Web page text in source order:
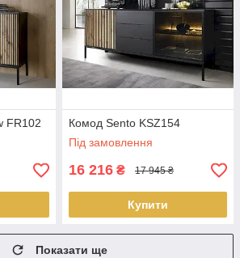
FR102
Комод Sento KSZ154
Під замовлення
16 216 ₴ 17 945 ₴
Купити
Показати ще